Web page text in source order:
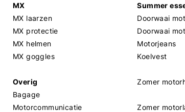
MX
MX laarzen
MX protectie
MX helmen
MX goggles
Overig
Bagage
Motorcommunicatie
Summer
Doorwaai
Doorwaai
Motorjeans
Koelvest
Zomer
Zomer